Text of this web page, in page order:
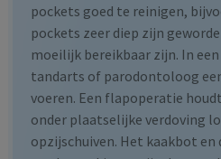
pockets goed te reinigen,
pockets zeer diep zijn
moeilijk bereikbaar zijn. In
tandarts of parodontoloog
voeren. Een flapoperatie
onder plaatselijke verdoving
opzijschuiven. Het kaakbot en